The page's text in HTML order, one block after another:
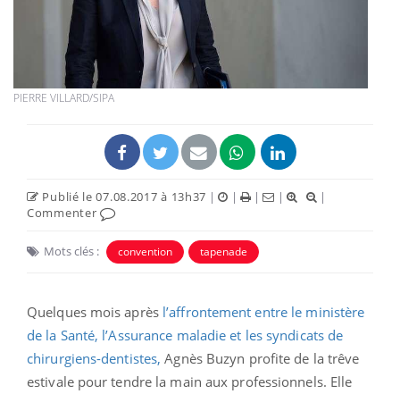
PIERRE VILLARD/SIPA
Publié le 07.08.2017 à 13h37 | | | |
|
Commenter
Mots clés : convention tapenade
Quelques mois après l’affrontement entre le ministère
de la Santé, l’Assurance maladie et les syndicats de
chirurgiens-dentistes, Agnès Buzyn profite de la trêve
estivale pour tendre la main aux professionnels. Elle